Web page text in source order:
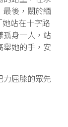
最後，關於緬
站在十字路
孤身一人，站
舉她的手，安
屈膝的眾先